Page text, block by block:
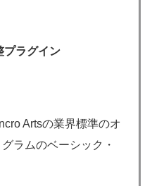
プラグイン
Artsの業界標準のオ
ラムのベーシック・